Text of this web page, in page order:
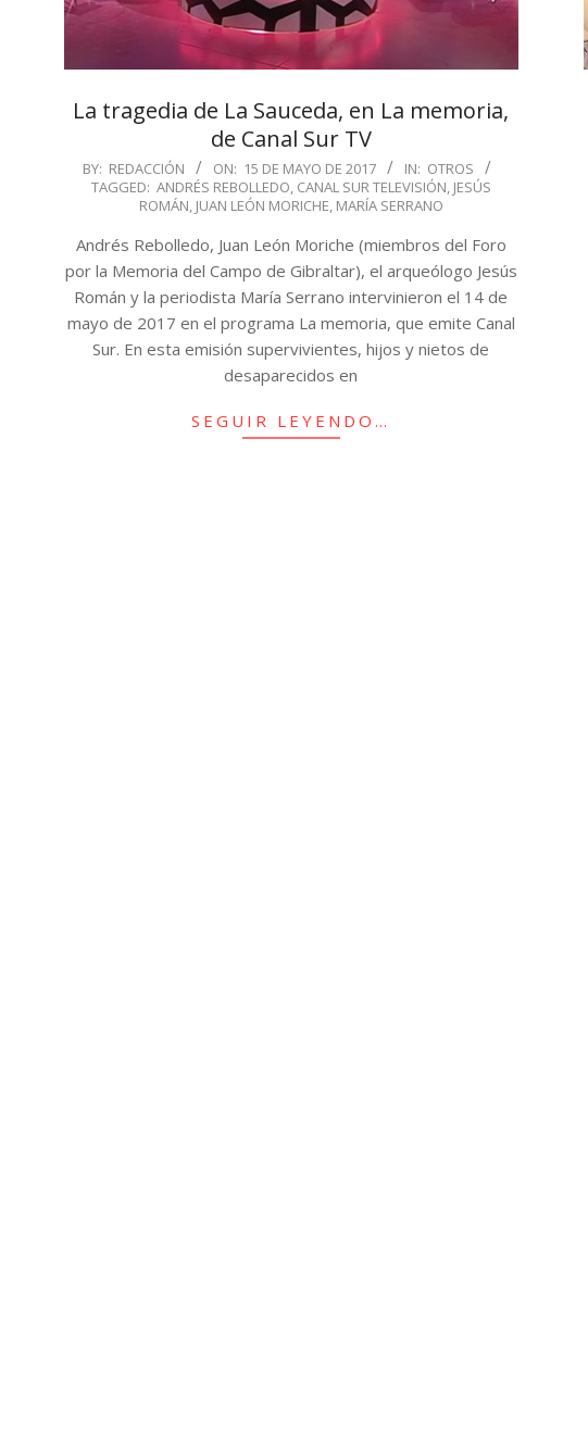
La tragedia de La Sauceda, en La memoria,
de Canal Sur TV
2017-
BY: REDACCIÓN ON: 15 DE MAYO DE 2017 IN: OTROS
TAGGED: ANDRÉS REBOLLEDO, CANAL SUR TELEVISIÓN, JESÚS
ROMÁN, JUAN LEÓN MORICHE, MARÍA SERRANO
Andrés Rebolledo, Juan León Moriche (miembros del Foro
por la Memoria del Campo de Gibraltar), el arqueólogo Jesús
Román y la periodista María Serrano intervinieron el 14 de
mayo de 2017 en el programa La memoria, que emite Canal
Sur. En esta emisión supervivientes, hijos y nietos de
desaparecidos en
SEGUIR LEYENDO…